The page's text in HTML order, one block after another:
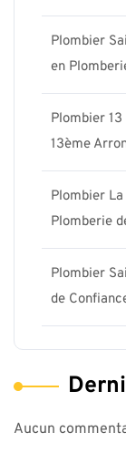
Plombier
en
Plombier
13ème
Plombier
Plomberie
Plombier
de
Aucun